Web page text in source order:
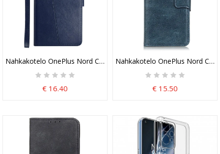
Nahkakotelo OnePlus Nord CE 2 Lite 5G Tyylillinen Nahkainen Y-
€ 16.40
Nahkakotelo OnePlus Nord CE
€ 15.50